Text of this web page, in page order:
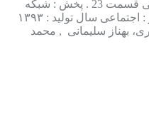
قسمت 22 . دانلود سریال قهر و آشتی قسمت 23 . پخش : شبکه
اول سیما کارگردان : علی ژکان ژانر : اجتماعی سال تولید : ۱۳۹۳
بهناز سلیمانی , محمد